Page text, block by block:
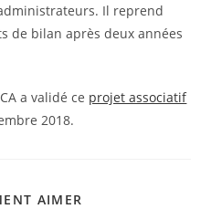
Il reprend
de bilan après deux années
a validé ce projet associatif
2018.
AIMER